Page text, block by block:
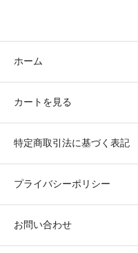
ホーム
カートを見る
特定商取引法に基づく表記
プライバシーポリシー
お問い合わせ